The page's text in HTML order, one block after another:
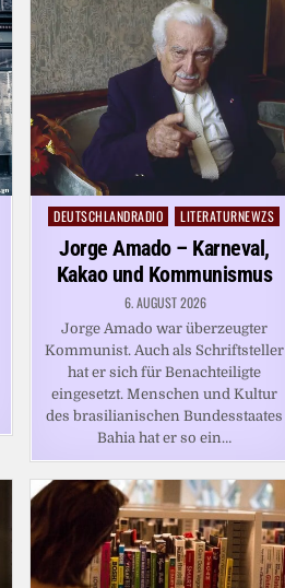
Posted
DEUTSCHLANDRADIO LITERATURNEWZS
Jorge Amado – Karneval,
Kakao und Kommunismus
6. AUGUST 2026
Jorge Amado war überzeugter
Kommunist. Auch als Schriftsteller
hat er sich für Benachteiligte
eingesetzt. Menschen und Kultur
des brasilianischen Bundesstaates
Bahia hat er so ein…